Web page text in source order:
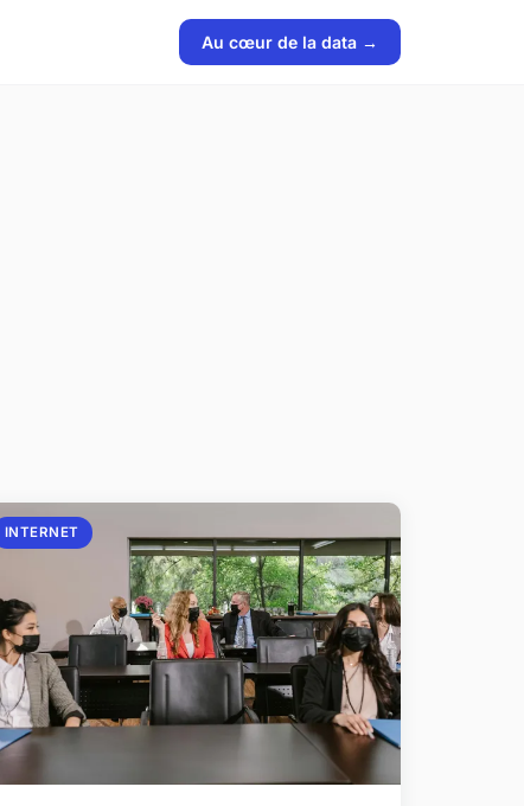
Au cœur de la data →
INTERNET